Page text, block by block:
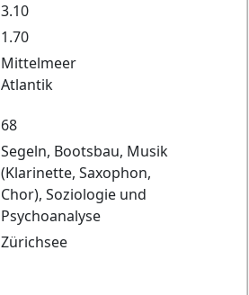
3.10
1.70
Mittelmeer
Atlantik
68
Segeln, Bootsbau, Musik
(Klarinette, Saxophon,
Chor), Soziologie und
Psychoanalyse
Zürichsee